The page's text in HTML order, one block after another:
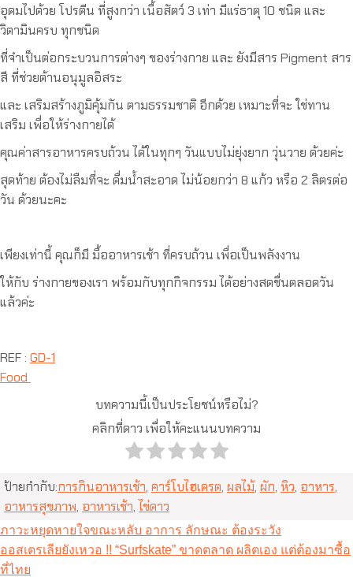
อุดมไปด้วย โปรตีน ที่สูงกว่า เนื้อสัตว์ 3 เท่า มีแร่ธาตุ 10 ชนิด และ
วิตามินครบ ทุกชนิด
ที่จำเป็นต่อกระบวนการต่างๆ ของร่างกาย และ ยังมีสาร Pigment สาร
สี ที่ช่วยต้านอนุมูลอิสระ
และ เสริมสร้างภูมิคุ้มกัน ตามธรรมชาติ อีกด้วย เหมาะที่จะ ใช่ทาน
เสริม เพื่อให้ร่างกายได้
คุณค่าสารอาหารครบถ้วน ได้ในทุกๆ วันแบบไม่ยุ่งยาก วุ่นวาย ด้วยค่ะ
สุดท้าย ต้องไม่ลืมที่จะ ดื่มน้ำสะอาด ไม่น้อยกว่า 8 แก้ว หรือ 2 ลิตรต่อ
วัน ด้วยนะคะ
เพียงเท่านี้ คุณก็มี มื้ออาหารเช้า ที่ครบถ้วน เพื่อเป็นพลังงาน
ให้กับ ร่างกายของเรา พร้อมกับทุกกิจกรรม ได้อย่างสดชื่นตลอดวัน
แล้วค่ะ
REF : GD-1
Food
บทความนี้เป็นประโยชน์หรือไม่?
คลิกที่ดาว เพื่อให้คะแนนบทความ
ป้ายกำกับ:การกินอาหารเช้า, คาร์โบไฮเดรต, ผลไม้, ผัก, หิว, อาหาร,
อาหารสุขภาพ, อาหารเช้า, ไข่ดาว
แนะแนว
เรื่อง
ภาวะหยุดหายใจขณะหลับ อาการ ลักษณะ ต้องระวัง
ออสเตรเลียยังเหวอ !! “Surfskate” ขาดตลาด ผลิตเอง แต่ต้องมาซื้อ
ที่ไทย